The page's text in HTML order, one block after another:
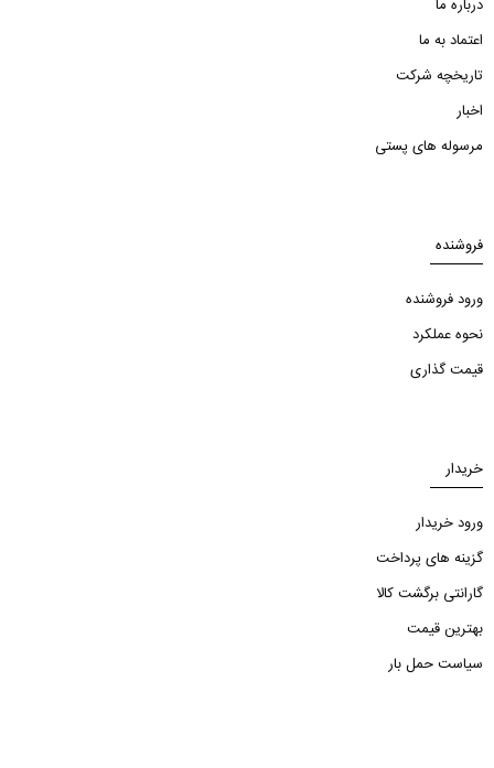
درباره ما
اعتماد به ما
تاریخچه شرکت
اخبار
مرسوله های پستی
فروشنده
ورود فروشنده
نحوه عملکرد
قیمت گذاری
خریدار
ورود خریدار
گزینه های پرداخت
گارانتی برگشت کالا
بهترین قیمت
سیاست حمل بار